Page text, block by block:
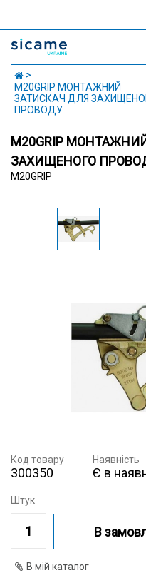
М20GRIP МОНТАЖНИЙ
ЗАТИСКАЧ ДЛЯ
ПРОВОДУ
М20GRIP
ЗАХИЩЕНОГО
М20GRIP
Код товару
300350
Наявність
Є в
Штук
В
В мій каталог